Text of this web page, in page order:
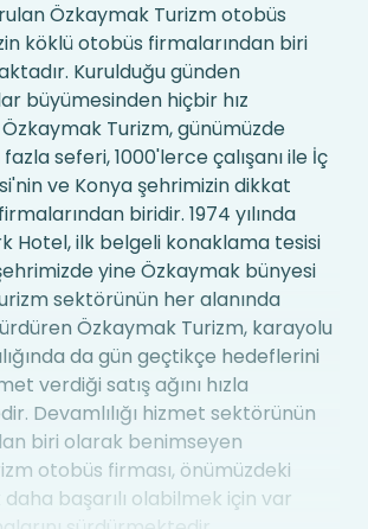
Özkaymak Turizm otobüs
köklü otobüs firmalarından biri
Kurulduğu günden
büyümesinden hiçbir hız
Turizm, günümüzde
seferi, 1000'lerce çalışanı ile İç
ve Konya şehrimizin dikkat
biridir. 1974 yılında
Hotel, ilk belgeli konaklama tesisi
yine Özkaymak bünyesi
sektörünün her alanında
Özkaymak Turizm, karayolu
da gün geçtikçe hedeflerini
verdiği satış ağını hızla
Devamlılığı hizmet sektörünün
biri olarak benimseyen
otobüs firması, önümüzdeki
başarılı olabilmek için var